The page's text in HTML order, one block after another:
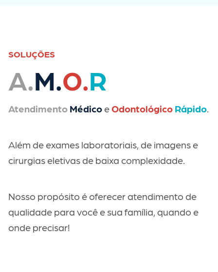
SOLUÇÕES
A.M.O.R
Atendimento MédicoeOdontológico Rápido.
Além de exames laboratoriais, de imagens e
cirurgias eletivas de baixa complexidade.
Nosso propósito é oferecer atendimento de
qualidade para você e sua família, quando e
onde precisar!